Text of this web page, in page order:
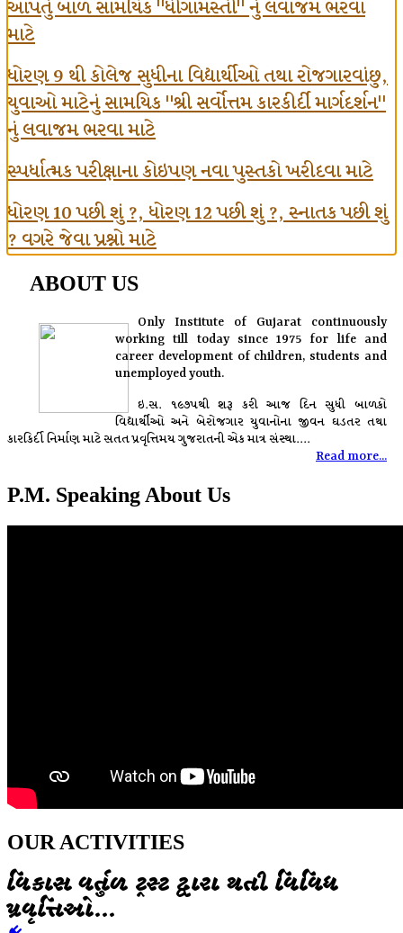
આપતું બાળ સામયિક "ધીંગામસ્તી" નું લવાજમ ભરવા
માટે
ધોરણ 9 થી કોલેજ સુધીના વિદ્યાર્થીઓ તથા રોજગારવાંછુ,
યુવાઓ માટેનું સામયિક "શ્રી સર્વોત્તમ કારકીર્દી માર્ગદર્શન"
નું લવાજમ ભરવા માટે
સ્પર્ધાત્મક પરીક્ષાના કોઇપણ નવા પુસ્તકો ખરીદવા માટે
ધોરણ 10 પછી શું ?, ધોરણ 12 પછી શું ?, સ્નાતક પછી શું
? વગરે જેવા પ્રશ્નો માટે
ABOUT US
Only Institute of Gujarat continuously
working till today since 1975 for life and
career development of children, students and
unemployed youth.
ઇ.સ. ૧૯૭૫થી શરૂ કરી આજ દિન સુધી બાળકો
વિદ્યાર્થીઓ અને બેરોજગાર યુવાનોના જીવન ઘડતર તથા
કારકિર્દી નિર્માણ માટે સતત પ્રવૃત્તિમય ગુજરાતની એક માત્ર સંસ્થા....
Read more...
P.M. Speaking About Us
OUR ACTIVITIES
વિકાસ વર્તુળ ટ્રસ્ટ દ્વારા થતી વિવિધ
પ્રવૃત્તિઓ...